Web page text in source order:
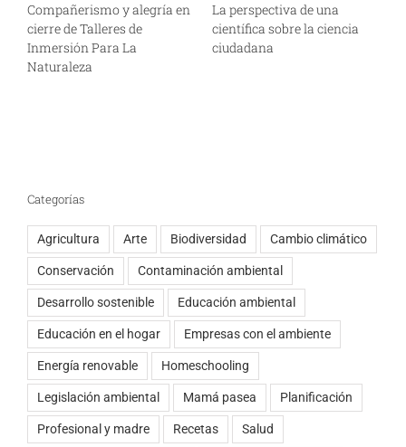
Compañerismo y alegría en
cierre de Talleres de
Inmersión Para La
Naturaleza
La perspectiva de una
científica sobre la ciencia
ciudadana
Categorías
Agricultura Arte Biodiversidad Cambio climático
Conservación Contaminación ambiental
Desarrollo sostenible Educación ambiental
Educación en el hogar Empresas con el ambiente
Energía renovable Homeschooling
Legislación ambiental Mamá pasea Planificación
Profesional y madre Recetas Salud